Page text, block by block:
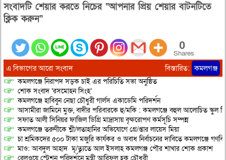
সংবাদটি শেয়ার করতে নিচের “আপনার প্রিয় শেয়ার বাটনটিতে
ক্লিক করুন”
0
Shares
এ বিভাগের আরো সংবাদ বিস্তারিত: কমলগঞ্জ
কমলগঞ্জে নিরাপদ সড়ক চাই এর পরিচিতি সভা অনুষ্ঠিত
শোক সংবাদ ‘রসমোহন সিংহ’
কমলগঞ্জে হাবিবুন নেছা চৌধুরী গার্লস একাডেমি পরিদর্শন
আসামীরা জামিনে মুক্ত, বাদীর পরিবারকে হু/মকি : কমলগঞ্জে বহুল আলোচিত স্কুল
সফাত আলী সিনিয়র ফাজিল ডিগ্রি মাদ্রাসায় বৃক্ষরোপণ কর্মসূচি সম্পন্ন
কমলগঞ্জে তরুণীকে শ্লী/লতাহানির অভিযোগে গ্রে/প্তার লায়েস মিয়া
চা শ্রমিকদের ৫০০ টাকা মজুরি কার্যকর ও অবাধ নির্বাচনের দাবিতে কমলগঞ্জে
মাও: আবদুল আহাদ মৃ/ত্যুতে আল ইসলাহ কমলগঞ্জ পৌর শাখার শোক প্রকাশ
রেলওয়ে স্টেশন পরিদর্শনে মন্ত্রী আরিফুল হক চৌধুরী